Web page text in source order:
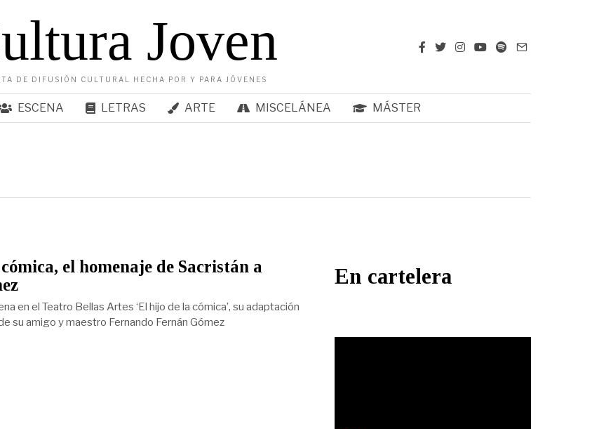
Joven
DE DIFUSIÓN CULTURAL HECHA POR Y PARA JÓVENES
ESCENA LETRAS ARTE MISCELÁNEA MÁSTER
el homenaje de Sacristán a
en el Teatro Bellas Artes ‘El hijo de la cómica’, su adaptación
su amigo y maestro Fernando Fernán Gómez
En cartelera